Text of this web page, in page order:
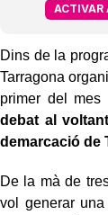
ACTIVAR
Dins de la
Tarragona
primer del
debat al
demarcació de
De la mà de
vol generar